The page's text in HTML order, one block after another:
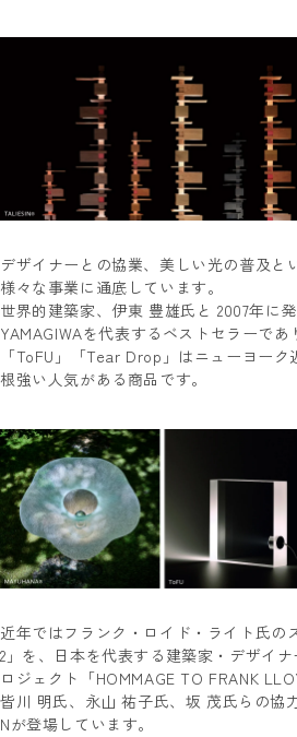
デザイナーとの協業、美しい光の普及と
様々な事業に通底しています。
世界的建築家、伊東 豊雄氏と 2007年に
YAMAGIWAを代表するベストセラーで
「ToFU」「Tear Drop」はニューヨーク
根強い人気がある商品です。
近年ではフランク・ロイド・ライト氏の
2」を、日本を代表する建築家・デザイ
ロジェクト「HOMMAGE TO FRANK
皆川 明氏、永山 祐子氏、坂 茂氏らの協
Nが登場しています。